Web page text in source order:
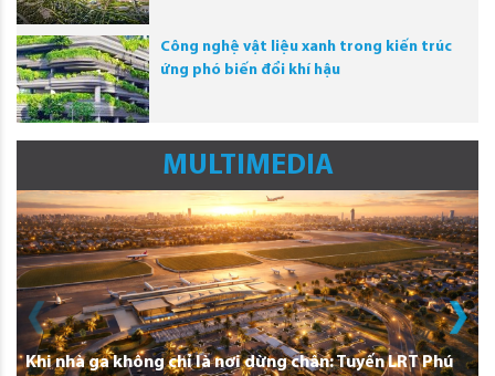
Công nghệ vật liệu xanh trong kiến trúc
ứng phó biến đổi khí hậu
MULTIMEDIA
Khi nhà ga không chỉ là nơi dừng chân: Tuyến LRT Phú